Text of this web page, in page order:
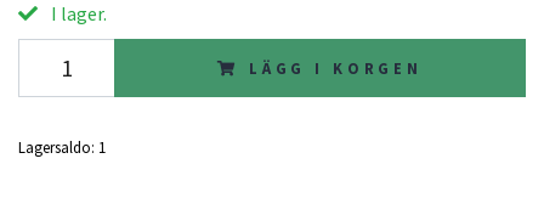
I lager.
LÄGG I KORGEN
Lagersaldo: 1